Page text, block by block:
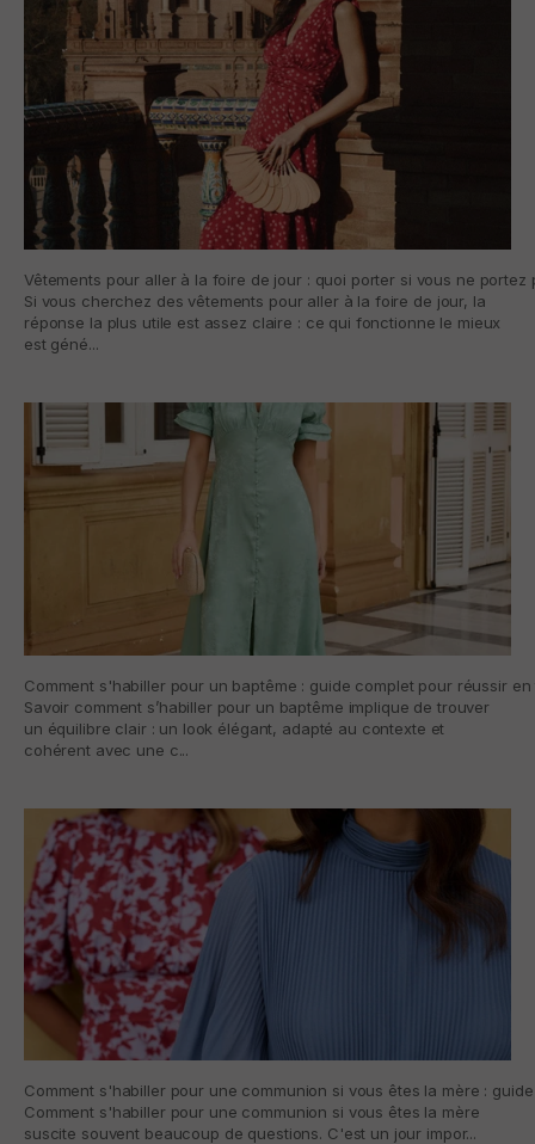
Vêtements pour aller à la foire de jour : quoi porter si vous ne
Si vous cherchez des vêtements pour aller à la foire de jour, la
réponse la plus utile est assez claire : ce qui fonctionne le mieux
est géné...
Comment s'habiller pour un baptême : guide complet pour réussir
Savoir comment s’habiller pour un baptême implique de trouver
un équilibre clair : un look élégant, adapté au contexte et
cohérent avec une c...
Comment s'habiller pour une communion si vous êtes la mère :
Comment s'habiller pour une communion si vous êtes la mère
suscite souvent beaucoup de questions. C'est un jour impor...